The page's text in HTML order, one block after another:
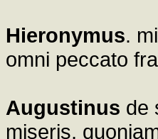
Hieronymus.
omni peccato
Augustinus de
miseris,